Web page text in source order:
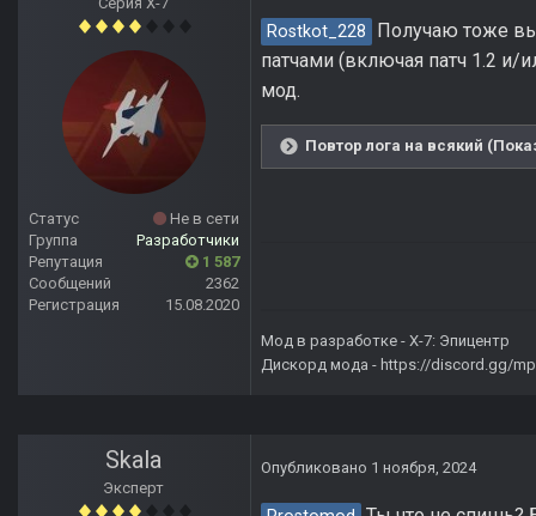
Статус
Не в сети
Группа
Разработчики
Репутация
1 587
Сообщений
2362
Регистрация
15.08.2020
Rostkot_228
Получаю тоже
патчами (включая патч 1.2 и/
мод.
Повтор лога на всякий
Мод в разработке - X-7: Эпицентр
Дискорд мода - https://discord.gg/
Skala
Эксперт
Опубликовано 1 ноября, 2024